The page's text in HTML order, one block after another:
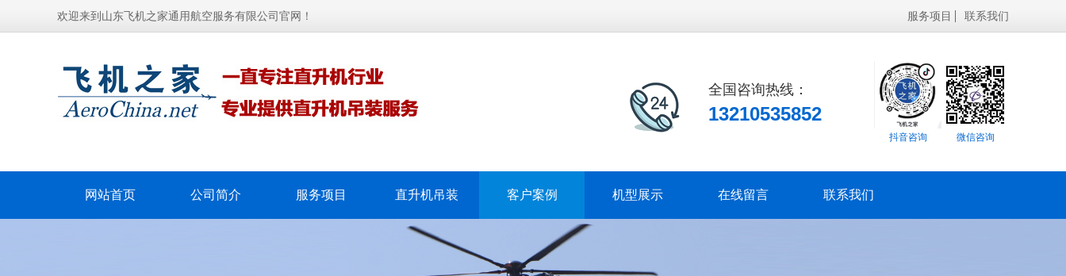
欢迎来到山东飞机之家通用航空服务有限公司官网！ 服务项目 联系我们
微信咨询
抖音咨询
全国咨询热线：
13210535852
网站首页 公司简介 服务项目 直升机吊装 客户案例 机型展示 在线留言 联系我们